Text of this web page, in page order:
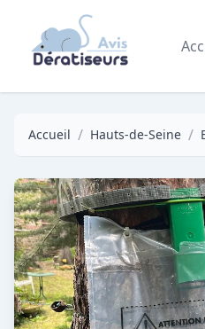
Accueil / Hauts-de-Seine /